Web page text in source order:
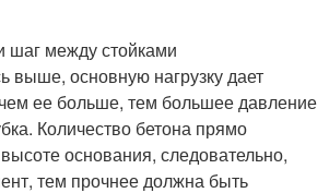
шаг между стойками
выше, основную нагрузку дает
ее больше, тем большее давление
Количество бетона прямо
основания, следовательно,
тем прочнее должна быть